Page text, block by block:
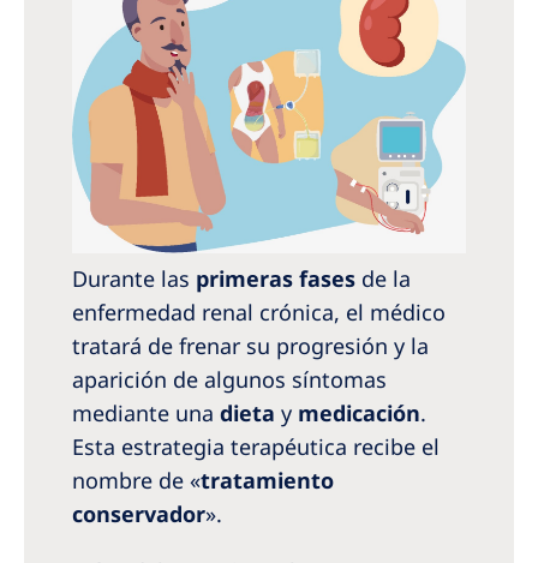
Durante las primeras fases de la
enfermedad renal crónica, el médico
tratará de frenar su progresión y la
aparición de algunos síntomas
mediante una dieta y medicación.
Esta estrategia terapéutica recibe el
nombre de «tratamiento
conservador».